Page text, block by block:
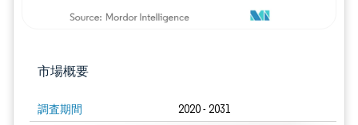
市場概要
調査期間 2020 - 2031